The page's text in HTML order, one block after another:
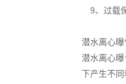
9、过载
潜水离心
潜水离心
下产生不